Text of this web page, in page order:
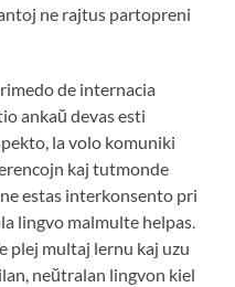
ne rajtus partopreni
de internacia
ankaŭ devas esti
la volo komuniki
kaj tutmonde
estas interkonsento pri
lingvo malmulte helpas.
plej multaj lernu kaj uzu
neŭtralan lingvon kiel